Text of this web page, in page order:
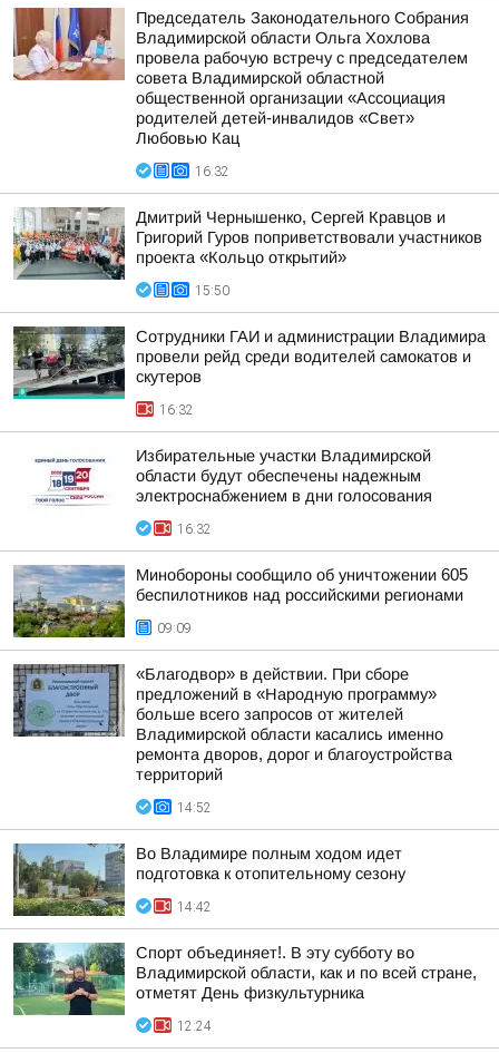
Председатель Законодательного Собрания
Владимирской области Ольга Хохлова
провела рабочую встречу с председателем
совета Владимирской областной
общественной организации «Ассоциация
родителей детей-инвалидов «Свет»
Любовью Кац
16:32
Дмитрий Чернышенко, Сергей Кравцов и
Григорий Гуров поприветствовали участников
проекта «Кольцо открытий»
15:50
Сотрудники ГАИ и администрации Владимира
провели рейд среди водителей самокатов и
скутеров
16:32
Избирательные участки Владимирской
области будут обеспечены надежным
электроснабжением в дни голосования
16:32
Минобороны сообщило об уничтожении 605
беспилотников над российскими регионами
09:09
«Благодвор» в действии. При сборе
предложений в «Народную программу»
больше всего запросов от жителей
Владимирской области касались именно
ремонта дворов, дорог и благоустройства
территорий
14:52
Во Владимире полным ходом идет
подготовка к отопительному сезону
14:42
Спорт объединяет!. В эту субботу во
Владимирской области, как и по всей стране,
отметят День физкультурника
12:24